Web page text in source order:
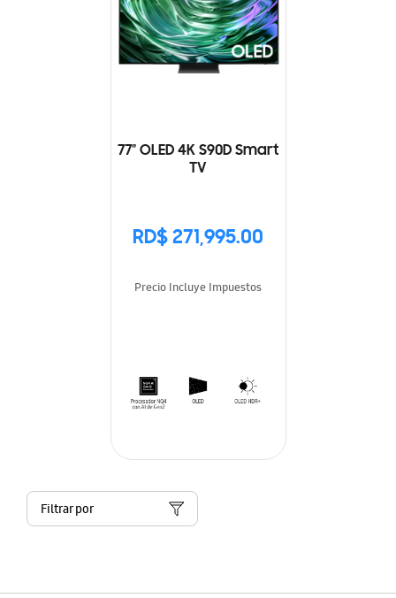
77" OLED 4K S90D Smart
TV
RD$ 271,995.00
Precio Incluye Impuestos
Filtrar por